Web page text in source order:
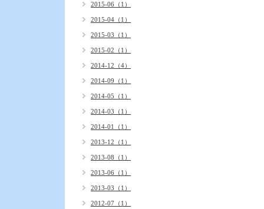
2015-06（1）
2015-04（1）
2015-03（1）
2015-02（1）
2014-12（4）
2014-09（1）
2014-05（1）
2014-03（1）
2014-01（1）
2013-12（1）
2013-08（1）
2013-06（1）
2013-03（1）
2012-07（1）